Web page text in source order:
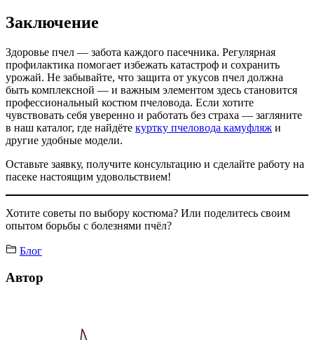
Заключение
Здоровье пчел — забота каждого пасечника. Регулярная
профилактика помогает избежать катастроф и сохранить
урожай. Не забывайте, что защита от укусов пчел должна
быть комплексной — и важным элементом здесь становится
профессиональный костюм пчеловода. Если хотите
чувствовать себя уверенно и работать без страха — загляните
в наш каталог, где найдёте куртку пчеловода камуфляж и
другие удобные модели.
Оставьте заявку, получите консультацию и сделайте работу на
пасеке настоящим удовольствием!
Хотите советы по выбору костюма? Или поделитесь своим
опытом борьбы с болезнями пчёл?
Блог
Автор